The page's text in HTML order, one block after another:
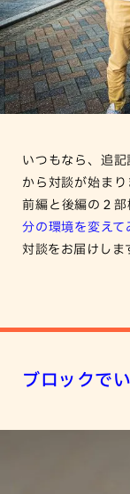
いつもなら、追
から対談が始まり
前編と後編の２
分の環境を変え
対談をお届けしま
ブロックで